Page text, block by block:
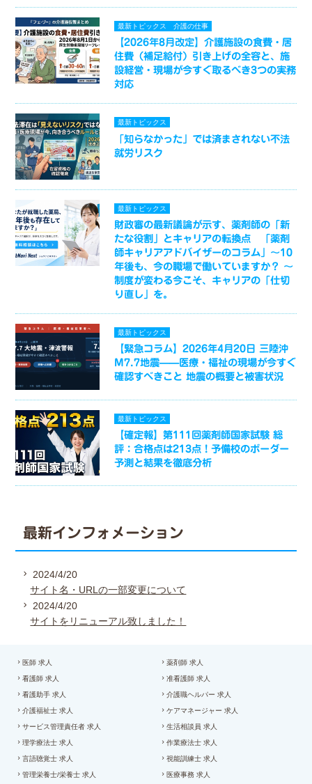
最新トピックス 介護の仕事
【2026年8月改定】介護施設の食費・居
住費（補足給付）引き上げの全容と、施
設経営・現場が今すぐ取るべき3つの実務
対応
最新トピックス
「知らなかった」では済まされない不法
就労リスク
最新トピックス
財政審の最新議論が示す、薬剤師の「新
たな役割」とキャリアの転換点 「薬剤
師キャリアアドバイザーのコラム」～10
年後も、今の職場で働いていますか？ ～
制度が変わる今こそ、キャリアの「仕切
り直し」を。
最新トピックス
【緊急コラム】2026年4月20日 三陸沖
M7.7地震——医療・福祉の現場が今すぐ
確認すべきこと 地震の概要と被害状況
最新トピックス
【確定報】第111回薬剤師国家試験 総
評：合格点は213点！予備校のボーダー
予測と結果を徹底分析
最新インフォメーション
2024/4/20
サイト名・URLの一部変更について
2024/4/20
サイトをリニューアル致しました！
医師 求人 薬剤師 求人
看護師 求人 准看護師 求人
看護助手 求人 介護職ヘルパー 求人
介護福祉士 求人 ケアマネージャー 求人
サービス管理責任者 求人 生活相談員 求人
理学療法士 求人 作業療法士 求人
言語聴覚士 求人 視能訓練士 求人
管理栄養士/栄養士 求人 医療事務 求人